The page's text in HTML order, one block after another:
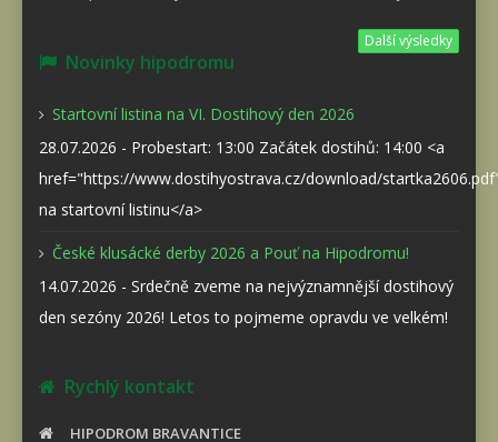
Další výsledky
Novinky hipodromu
Startovní listina na VI. Dostihový den 2026
28.07.2026 - Probestart: 13:00 Začátek dostihů: 14:00 <a
href="https://www.dostihyostrava.cz/download/
na startovní listinu</a>
České klusácké derby 2026 a Pouť na Hipodromu!
14.07.2026 - Srdečně zveme na nejvýznamnější dostihový
den sezóny 2026! Letos to pojmeme opravdu ve velkém!
Rychlý kontakt
HIPODROM BRAVANTICE